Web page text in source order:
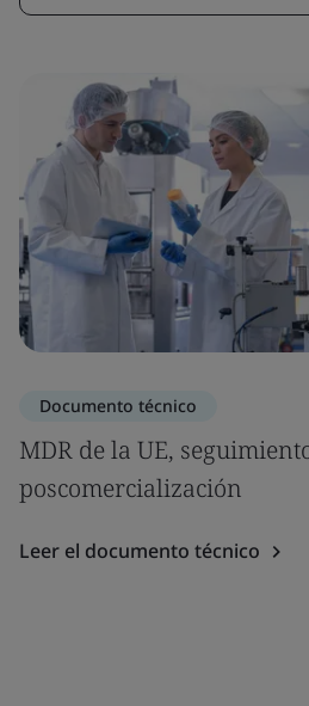
Documento técnico
MDR de la UE,
poscomercialización
Leer el documento técnico